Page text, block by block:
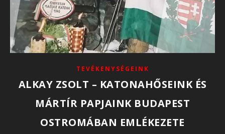
TEVÉKENYSÉGEINK
ALKAY ZSOLT – KATONAHŐSEINK ÉS
MÁRTÍR PAPJAINK BUDAPEST
OSTROMÁBAN EMLÉKEZETE